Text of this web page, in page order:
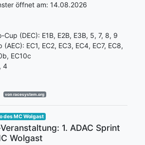
öffnet am: 14.08.2026
Cup (DEC): E1B, E2B, E3B, 5, 7, 8, 9
EC1, EC2, EC3, EC4, EC7, EC8,
EC10c
4
von racesystem.org
des MC Wolgast
1. ADAC Sprint
Wolgast